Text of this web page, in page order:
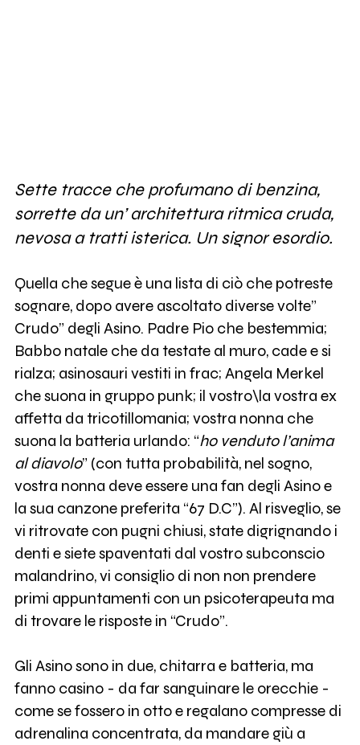
Sette tracce che profumano di benzina,
sorrette da un’ architettura ritmica cruda,
nevosa a tratti isterica. Un signor esordio.
Quella che segue è una lista di ciò che potreste
sognare, dopo avere ascoltato diverse volte”
Crudo” degli Asino. Padre Pio che bestemmia;
Babbo natale che da testate al muro, cade e si
rialza; asinosauri vestiti in frac; Angela Merkel
che suona in gruppo punk; il vostro\la vostra ex
affetta da tricotillomania; vostra nonna che
suona la batteria urlando: “ho venduto l’anima
al diavolo” (con tutta probabilità, nel sogno,
vostra nonna deve essere una fan degli Asino e
la sua canzone preferita “67 D.C”). Al risveglio, se
vi ritrovate con pugni chiusi, state digrignando i
denti e siete spaventati dal vostro subconscio
malandrino, vi consiglio di non non prendere
primi appuntamenti con un psicoterapeuta ma
di trovare le risposte in “Crudo”.
Gli Asino sono in due, chitarra e batteria, ma
fanno casino - da far sanguinare le orecchie -
come se fossero in otto e regalano compresse di
adrenalina concentrata, da mandare giù a